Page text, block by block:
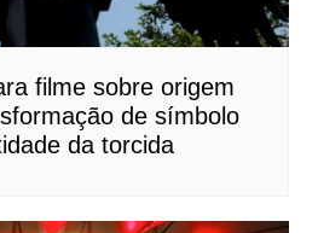
filme sobre origem
de símbolo
da torcida